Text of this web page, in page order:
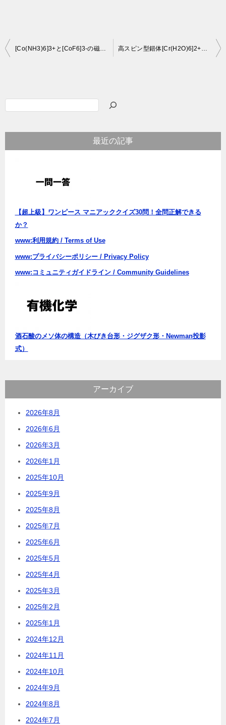
投
ゲ
[Co(NH3)6]3+と[CoF6]3-の磁性の違い：結晶場理論を用いた解説 高スピン型錯体[Cr(H2O)6]2+の歪んだ八面体構造
最近の記事
【超上級】ワンピース マニアッククイズ30問！全問正解できる
か？
www:利用規約 / Terms of Use
www:プライバシーポリシー / Privacy Policy
www:コミュニティガイドライン / Community Guidelines
酒石酸のメソ体の構造（木びき台形・ジグザク形・Newman投影
式）
アーカイブ
2026年8月
2026年6月
2026年3月
2026年1月
2025年10月
2025年9月
2025年8月
2025年7月
2025年6月
2025年5月
2025年4月
2025年3月
2025年2月
2025年1月
2024年12月
2024年11月
2024年10月
2024年9月
2024年8月
2024年7月